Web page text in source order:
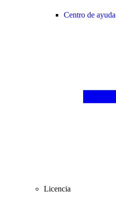
Centro de ayuda
Licencia